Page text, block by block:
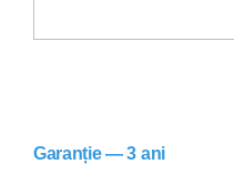
Garanție — 3 ani